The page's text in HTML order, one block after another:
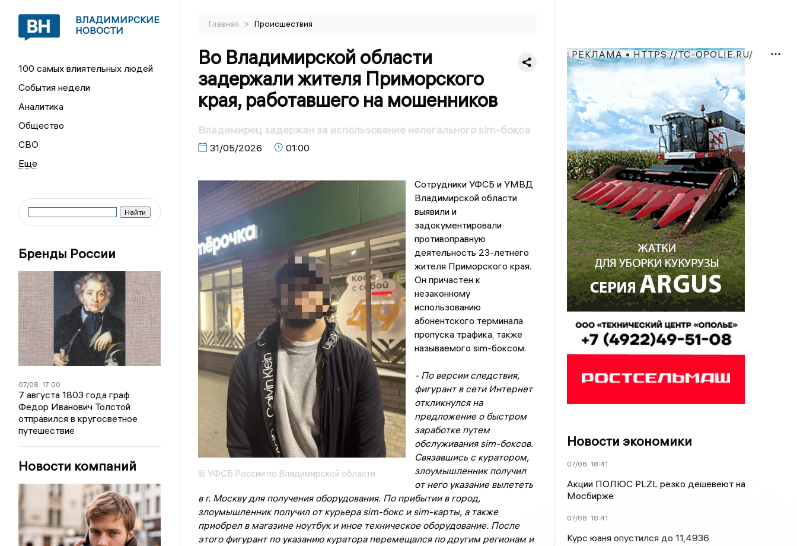
ВЛАДИМИРСКИЕ
НОВОСТИ
100 самых влиятельных людей
События недели
Аналитика
Общество
СВО
Бренды России
07/08 17:00
7 августа 1803 года граф
Федор Иванович Толстой
отправился в кругосветное
путешествие
Новости компаний
Главная > Происшествия
Во Владимирской области
задержали жителя Приморского
края, работавшего на мошенников
Владимирец задержан за использование нелегального sim-бокса
31/05/2026 01:00
© УФСБ России по Владимирской области
Сотрудники УФСБ и УМВД
Владимирской области
выявили и
задокументировали
противоправную
деятельность 23-летнего
жителя Приморского края.
Он причастен к
незаконному
использованию
абонентского терминала
пропуска трафика, также
называемого sim-боксом.
- По версии следствия,
фигурант в сети Интернет
откликнулся на
предложение о быстром
заработке путем
обслуживания sim-боксов.
Связавшись с куратором,
злоумышленник получил
от него указание вылететь
в г. Москву для получения оборудования. По прибытии в город,
злоумышленник получил от курьера sim-бокс и sim-карты, а также
приобрел в магазине ноутбук и иное техническое оборудование. После
этого фигурант по указанию куратора перемещался по другим регионам и
РЕКЛАМА • HTTPS://TC-OPOLIE.RU/
Новости экономики
07/08 18:41
Акции ПОЛЮС PLZL резко дешевеют на
Мосбирже
07/08 18:41
Курс юаня опустился до 11,4936